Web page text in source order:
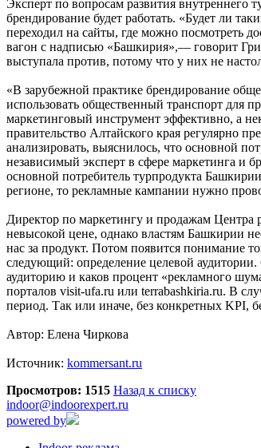
Эксперт по вопросам развития внутреннего
брендирование будет работать. «Будет ли
переходил на сайты, где можно посмотреть
вагон с надписью «Башкирия»,— говорит
выступала против, потому что у них не
«В зарубежной практике брендирование
использовать общественный транспорт для
маркетинговый инструмент эффективно, а
правительство Алтайского края регулярно
анализировать, выяснилось, что основной
независимый эксперт в сфере маркетинга и
основной потребитель турпродукта
регионе, то рекламные кампании нужно
Директор по маркетингу и продажам Центра
невысокой цене, однако властям Башкирии
нас за продукт. Потом появится понимание
следующий: определение целевой
аудиторию и каков процент «рекламного
порталов visit-ufa.ru или terrabashkiria.ru. В
период. Так или иначе, без конкретных KPI,
Автор: Елена Чиркова
Источник: kommersant.ru
Просмотров: 1515 Назад к списку
indoor@indoorexpert.ru
powered by